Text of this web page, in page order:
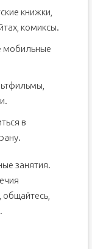
книжки,
комиксы.
мобильные
в
занятия.